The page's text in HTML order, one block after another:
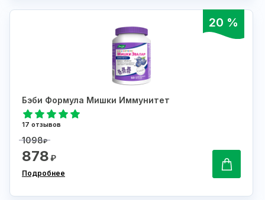
20 %
Бэби Формула Мишки Иммунитет
17 отзывов
1098₽
878₽
Подробнее